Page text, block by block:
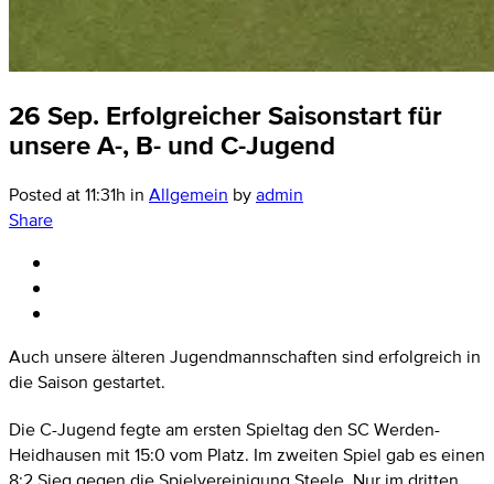
26 Sep. Erfolgreicher Saisonstart für
unsere A-, B- und C-Jugend
Posted at 11:31h in Allgemein byadmin
Share
Auch unsere älteren Jugendmannschaften sind erfolgreich in
die Saison gestartet.
Die C-Jugend fegte am ersten Spieltag den SC Werden-
Heidhausen mit 15:0 vom Platz. Im zweiten Spiel gab es einen